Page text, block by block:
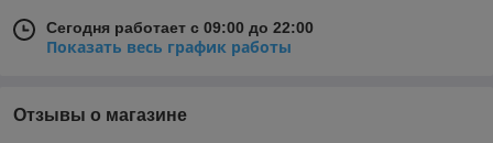
Сегодня работает с 09:00 до 22:00
Показать весь график работы
Отзывы о магазине